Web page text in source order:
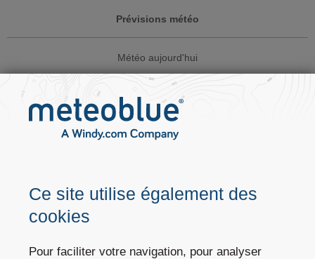
Ce site utilise également des
cookies
Pour faciliter votre navigation, pour analyser
Prévisions météo
Météo aujourd'hui
Website widgets